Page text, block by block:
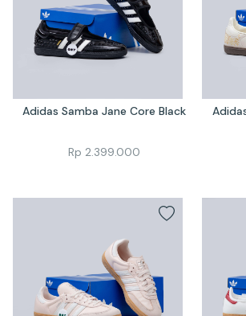
Adidas Samba Jane Core Black
Rp 2.399.000